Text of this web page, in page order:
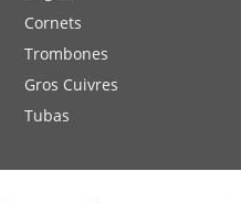
Tubas
Bienvenue Chez Vous !